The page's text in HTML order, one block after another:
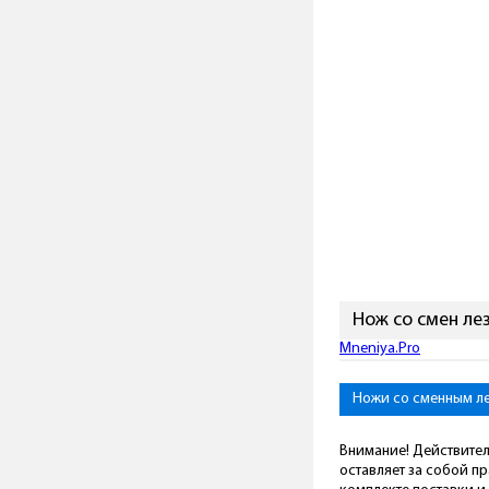
Нож со смен
Mneniya.Pro
Ножи со сменным
Внимание!
оставляет за собой